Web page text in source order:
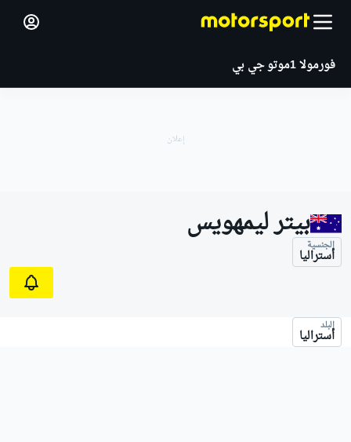
فورمولا 1 موتو جي بي
بيتر ليمهويس
الجنسية
أستراليا
البلد
أستراليا